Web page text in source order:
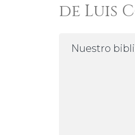
de Luis
Nuestro